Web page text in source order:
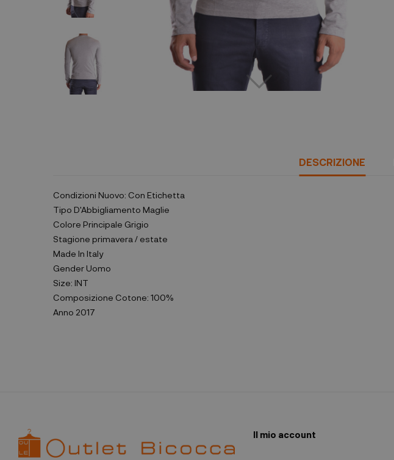
DESCRIZIONE
Condizioni Nuovo: Con Etichetta
Tipo D'Abbigliamento Maglie
Colore Principale Grigio
Stagione primavera / estate
Made In Italy
Gender Uomo
Size: INT
Composizione Cotone: 100%
Anno 2017
Il mio account